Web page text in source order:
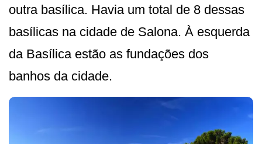
outra basílica. Havia um total de 8 dessas
basílicas na cidade de Salona. À esquerda
da Basílica estão as fundações dos
banhos da cidade.